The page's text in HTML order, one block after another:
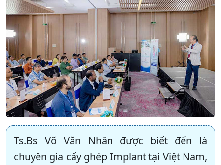
Ts.Bs Võ Văn Nhân được biết đến là
chuyên gia cấy ghép Implant tại Việt Nam,